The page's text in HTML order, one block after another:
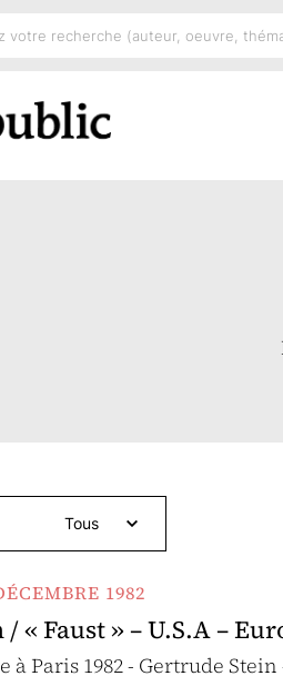
Tous
1982
« Faust » – U.S.A –
à Paris 1982 - Gertrude